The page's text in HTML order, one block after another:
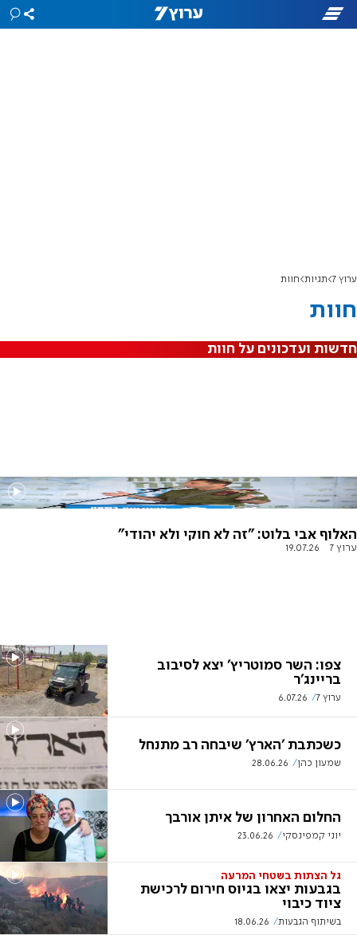
ערוץ 7 תגיות חוות
חוות
חדשות ועדכונים על חוות
האלוף אבי בלוט: "זה לא חוקי ולא יהודי"
ערוץ 7 19.07.26
צפו: השר סמוטריץ' יצא לסיבוב
בריינג'ר
ערוץ 7 6.07.26
כשכתבת 'הארץ' שיבחה רב מתנחל
שמעון כהן 28.06.26
החלום האחרון של איתן אורבך
יוני קמפינסקי 23.06.26
גל הצתות בשטחי המרעה
בגבעות יצאו בגיוס חירום לרכישת
ציוד כיבוי
בשיתוף הגבעות 18.06.26